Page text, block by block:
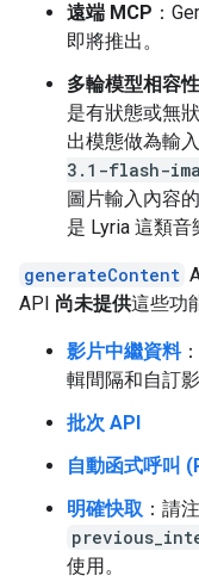
遠端 MCP ：
即將推出。
多輪模型相容性
是有狀態或無
出模態做為輸
3.1-flash-
圖片輸入內容
是 Lyria 這類音
generateContent
API 尚未提供這些功
影片中繼資料：
輯間隔和自訂
批次 API
自動函式呼叫
明確快取 ：請
使用。